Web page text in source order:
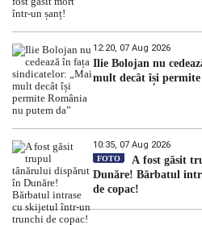
12:20, 07 Aug 2026
Ilie Bolojan nu
mult decât își
10:35, 07 Aug 2026
FOTO
A fost găsit
Dunăre! Bărbatul
de copac!